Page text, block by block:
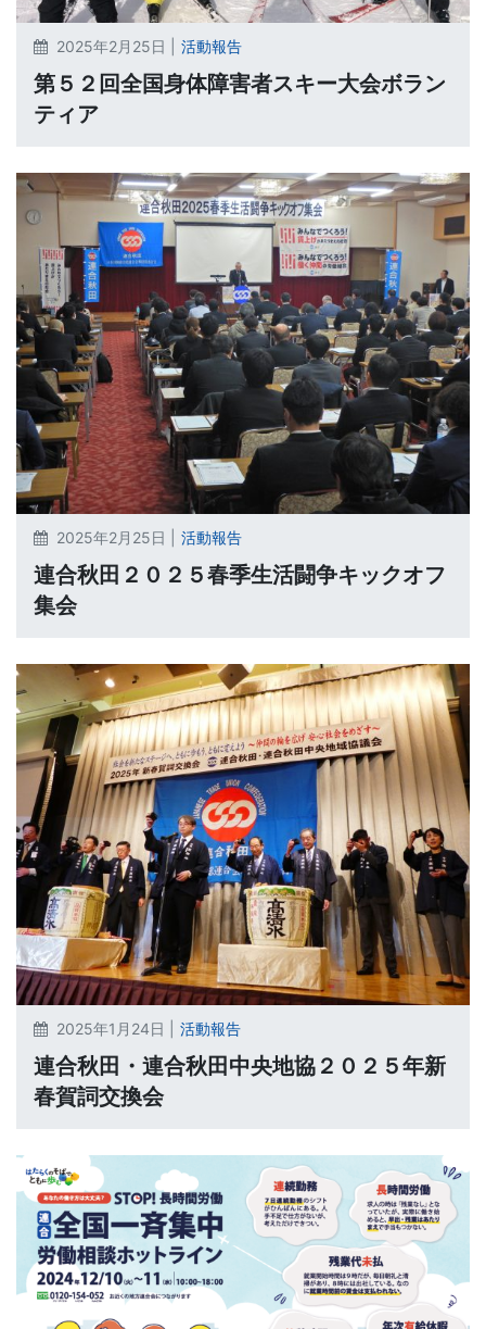
2025年2月25日 | 活動報告
第５２回全国身体障害者スキー大会ボラン
ティア
2025年2月25日 | 活動報告
連合秋田２０２５春季生活闘争キックオフ
集会
2025年1月24日 | 活動報告
連合秋田・連合秋田中央地協２０２５年新
春賀詞交換会